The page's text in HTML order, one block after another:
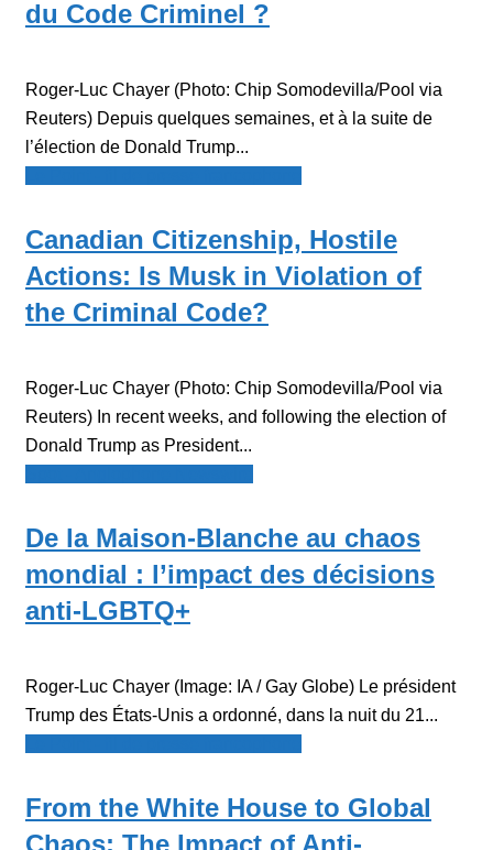
du Code Criminel ?
Roger-Luc Chayer (Photo: Chip Somodevilla/Pool via
Reuters) Depuis quelques semaines, et à la suite de
l’élection de Donald Trump...
Canadian Citizenship, Hostile
Actions: Is Musk in Violation of
the Criminal Code?
Roger-Luc Chayer (Photo: Chip Somodevilla/Pool via
Reuters) In recent weeks, and following the election of
Donald Trump as President...
De la Maison-Blanche au chaos
mondial : l’impact des décisions
anti-LGBTQ+
Roger-Luc Chayer (Image: IA / Gay Globe) Le président
Trump des États-Unis a ordonné, dans la nuit du 21...
From the White House to Global
Chaos: The Impact of Anti-